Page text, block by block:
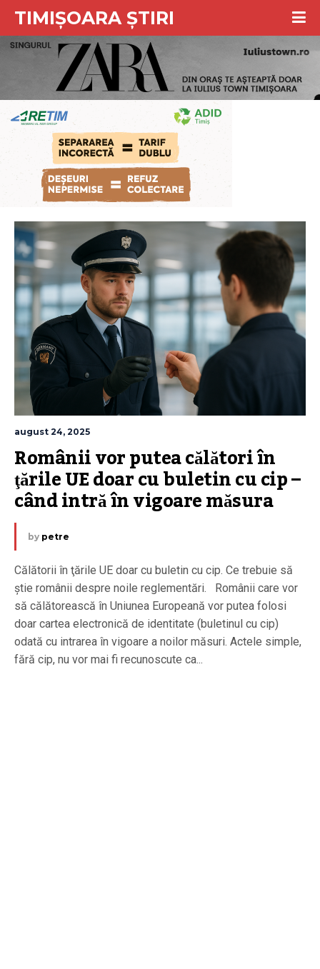
TIMIȘOARA ȘTIRI
august 24, 2025
Românii vor putea călători în
ţările UE doar cu buletin cu cip –
când intră în vigoare măsura
by petre
Călătorii în ţările UE doar cu buletin cu cip. Ce trebuie să
știe românii despre noile reglementări. Românii care vor
să călătorească în Uniunea Europeană vor putea folosi
doar cartea electronică de identitate (buletinul cu cip)
odată cu intrarea în vigoare a noilor măsuri. Actele simple,
fără cip, nu vor mai fi recunoscute ca...